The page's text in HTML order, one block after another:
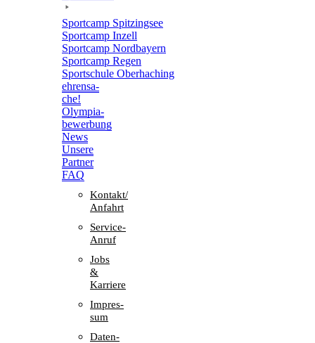
Sport­camp Spitzingsee
Sport­camp Inzell
Sport­camp Nordbayern
Sport­camp Regen
Sport­schule Oberhaching
ehren­sa­
che!
Olym­pia­
be­wer­bung
News
Unsere
Part­ner
FAQ
Kontakt/​​
Anfahrt
Service-
Anruf
Jobs
&
Karriere
Impres­
sum
Daten­